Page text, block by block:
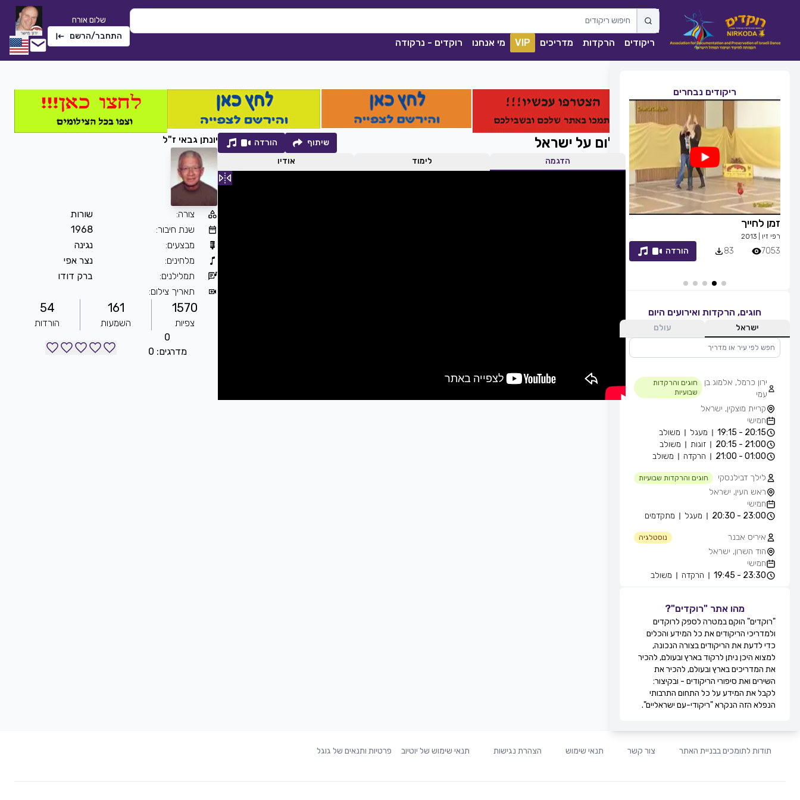
ריקודים הרקדות מדריכים VIP מי אנחנו רוקדים - נרקודה
שלום אורח
התחבר/הרשם
ריקודים נבחרים
זמן לחייך
רפי זיו 2013
7053
83 הורדה
שתי טיפות אמא
חלי לבנה
2275
0
חוגים, הרקדות ואירועים היום
ישראל עולם
ירון כרמל, אלמוג בן
עמי
חוגים והרקדות
שבועיות
קריית מוצקין, ישראל
חמישי
20:15 - 19:15
מעגל
משולב
21:00 - 20:15
זוגות
משולב
01:00 - 21:00
הרקדה משולב
לילך דבילנסקי חוגים והרקדות שבועיות
ראש העין, ישראל
חמישי
23:00 - 20:30
מעגל מתקדמים
איריס אבנר נוסטלגיה
הוד השרון, ישראל
חמישי
23:30 - 19:45
הרקדה משולב
מועדון בריזה -גולדה, חולון, ישראל
חמישי
21:30 - 20:15
מעגל
מתקדמים
22:15 - 21:30
זוגות
מתקדמים
22:45 - 22:15
מעגל
מתקדמים
00:00 - 22:45
זוגות מתקדמים
גדי ביטון חוגים והרקדות שבועיות
20:00 - 20:00
הרקדה
בינוניים
מהו אתר "רוקדים"?
"רוקדים" הוקם במטרה לספק לרוקדים
ולמדריכי הריקודים את כל המידע והכלים
כדי לדעת את הריקודים בצורה הנכונה,
למצוא היכן ניתן לרקוד בארץ ובעולם, להכיר
את המדריכים בארץ ובעולם, להכיר את
השירים ואת סיפורי הריקודים - ובקיצור:
לקבל את המידע על כל התחום התרבותי
הנפלא הזה הנקרא "ריקודי-עם ישראליים".
שלום על ישראל שיתוף
הורדה
הדגמה
לימוד אודיו
יונתן גבאי ז"ל
צורה:
שורות
שנת חיבור:
1968
מבצעים:
נגינה
מלחינים:
נצר אפי
תמלילנים:
ברק דודו
תאריך צילום:
1570
צפיות
161
השמעות
54
הורדות
0
מדרגים: 0
תודות לתומכים בבניית האתר צור קשר תנאי שימוש הצהרת נגישות תנאי שימוש של יוטיוב פרטיות ותנאים של גוגל